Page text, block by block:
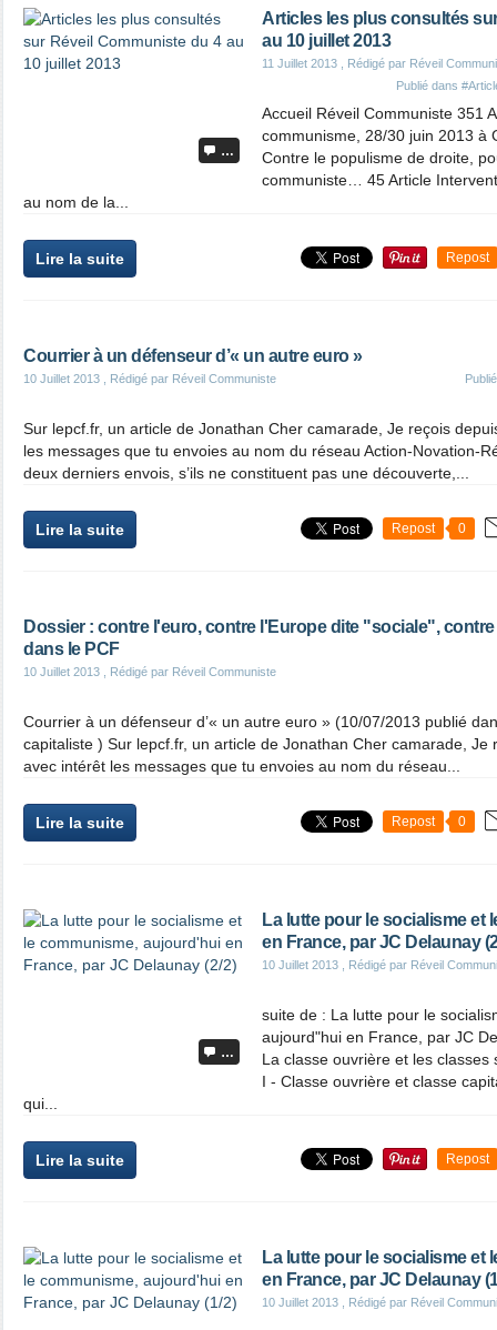
…
Articles les plus consultés
au 10 juillet 2013
11 Juillet 2013 , Rédigé par Réveil
Publié dans
Accueil Réveil Communiste 351
communisme, 28/30 juin 2013 à
Contre le populisme de droite,
communiste… 45 Article
au nom de la...
Lire la suite Repost
Courrier à un défenseur d’« un autre euro »
10 Juillet 2013 , Rédigé par Réveil Communiste
Sur lepcf.fr, un article de Jonathan Cher camarade, Je reçois
les messages que tu envoies au nom du réseau Action-Novation-
deux derniers envois, s’ils ne constituent pas une découverte,...
Lire la suite Repost 0
Dossier : contre l'euro, contre l'Europe dite "sociale",
dans le PCF
10 Juillet 2013 , Rédigé par Réveil Communiste
Courrier à un défenseur d’« un autre euro » (10/07/2013 publié
capitaliste ) Sur lepcf.fr, un article de Jonathan Cher camarade, Je
avec intérêt les messages que tu envoies au nom du réseau...
Lire la suite Repost 0
…
La lutte pour le socialisme
en France, par JC Delaunay
10 Juillet 2013 , Rédigé par Réveil
suite de : La lutte pour le
aujourd"hui en France, par JC
La classe ouvrière et les classes
I - Classe ouvrière et classe
qui...
Lire la suite Repost
La lutte pour le socialisme
en France, par JC Delaunay
10 Juillet 2013 , Rédigé par Réveil